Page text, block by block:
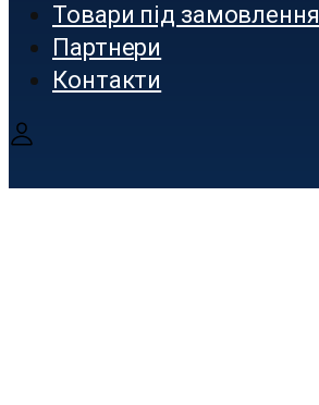
Товари під замовлення
Партнери
Контакти